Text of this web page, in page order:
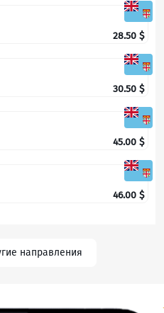
28.50 $
30.50 $
45.00 $
46.00 $
направления